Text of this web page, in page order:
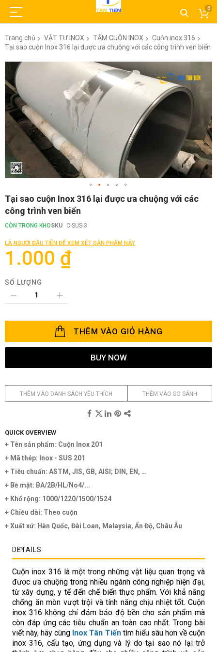
0
Trang chủ VẬT TƯ INOX TẤM CUỘN INOX
Cuộn inox 316
Tại sao cuộn Inox 316 lại được ưa chuộng với các công trình ven biển
Chuyển
phần
đầu
của
thư
viện
hình
ảnh
Chuyển
đến
phần
đầu
của
thư
viện
hình
Tại sao cuộn Inox 316 lại được ưa chuộng với các
công trình ven biển
CÒN TRONG KHOSKU C-SUS-3
LÀ NGƯỜI ĐẦU TIÊN ĐỂ XEM XÉT SẢN PHẨM NÀY
1.000 ₫
SỐ LƯỢNG
THÊM VÀO GIỎ HÀNG
BUY NOW
THÊM VÀO DANH SÁCH YÊU THÍCH THÊM VÀO SO SÁNH
QUICK OVERVIEW
+ Tên sản phẩm: Cuộn Inox 201
+ Mã thép: Inox - SUS 201
+ Tiêu chuẩn: ASTM, JIS, GB, AISI; DIN, EN, …
+ Bề mặt: BA/2B/HL/No4/...
+ Khổ rộng: 1000/1220/1500/1524
+ Chiều dài: Theo cuộn
+ Xuất xứ: Hàn Quốc, Đài Loan, Malaysia, Ấn Độ, Châu Âu
DETAILS
Cuộn inox 316 là một trong những vật liệu quan trọng và
được ưa chuộng trong nhiều ngành công nghiệp hiện đại,
từ xây dựng, y tế đến chế biến thực phẩm. Với khả năng
chống ăn mòn vượt trội và tính năng chịu nhiệt tốt. Cuộn
inox 316 không chỉ đảm bảo độ bền cho sản phẩm mà
còn đáp ứng các tiêu chuẩn an toàn cao nhất. Trong bài
viết này, hãy cùng Inox Tân Tiếntìm hiểu sâu hơn về cuộn
inox 316, cấu tạo, ứng dụng và lý do tại sao nó lại trở